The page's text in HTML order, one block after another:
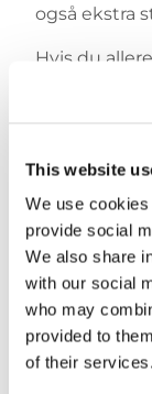
This website
We use
provide social
We also share
with our social
who may
provided to
of their services.
også ekstra
Hvis du
person for
gæster.
Vi ses!